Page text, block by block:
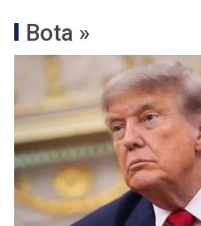
Bota »